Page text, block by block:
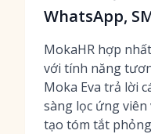
WhatsApp,
MokaHR hợp
với tính năng
Moka Eva trả lời
sàng lọc ứng viên
tạo tóm tắt